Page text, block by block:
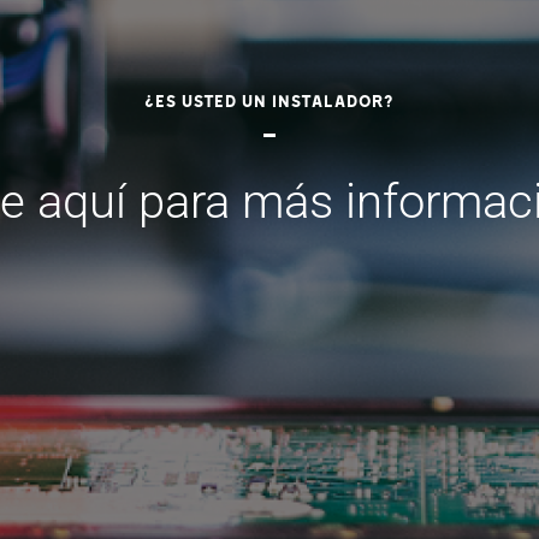
¿Es usted un instalador?
aquí para más